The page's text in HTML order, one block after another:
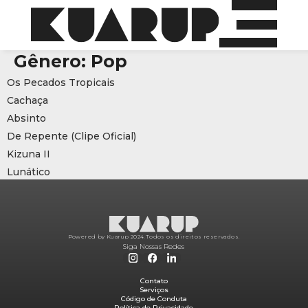
Gênero: Pop
Os Pecados Tropicais
Cachaça
Absinto
De Repente (Clipe Oficial)
Kizuna II
Lunático
Powered by Kuarup 2024. Todos os direitos reservados.
Siga Nossas Redes
Contato
Serviços
Código de Conduta